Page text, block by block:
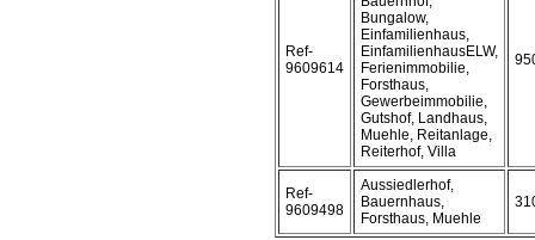
Ref-
9609614
Bungalow,
Einfamilienhaus,
EinfamilienhausELW,
Ferienimmobilie,
Forsthaus,
Gewerbeimmobilie,
Gutshof, Landhaus,
Muehle, Reitanlage,
Reiterhof, Villa
Ref-
9609498
Aussiedlerhof,
Bauernhaus,
Forsthaus, Muehle